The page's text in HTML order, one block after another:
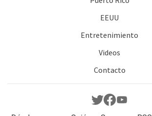
EEUU
Entretenimiento
Videos
Contacto